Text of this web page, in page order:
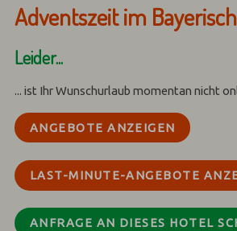
Adventszeit im
Leider...
... ist Ihr Wunschurlaub momentan nicht
ANGEBOTE ANZEIGEN
LAST-MINUTE-ANGEBOTE
ANFRAGE AN DIESES HOTEL